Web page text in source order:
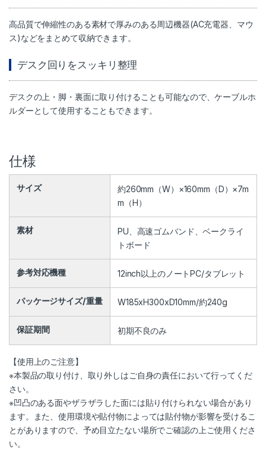
高品質で伸縮性のある素材で厚みのある周辺機器(AC充電器、マウ
ス)などをまとめて収納できます。
デスク回りをスッキリ整理
デスクの上・脚・裏面に取り付けることも可能なので、ケーブルホ
ルダーとして使用することもできます。
仕様
サイズ
約260mm（W）×160mm（D）×7m
m（H）
素材
PU、高速ゴムバンド、ベークライ
トボード
参考対応機種 12inch以上のノートPC/タブレット
パッケージサイズ/重量 W185xH300xD10mm/約240g
保証期間 初期不良のみ
【使用上のご注意】
※本製品の取り付け、取り外しはご自身の責任において行ってくだ
さい。
※凹凸のある面やザラザラした面には貼り付けられない場合があり
ます。また、使用環境や貼付物によっては貼付物が影響を受けるこ
とがありますので、予め目立たない場所でご確認の上ご使用くださ
い。